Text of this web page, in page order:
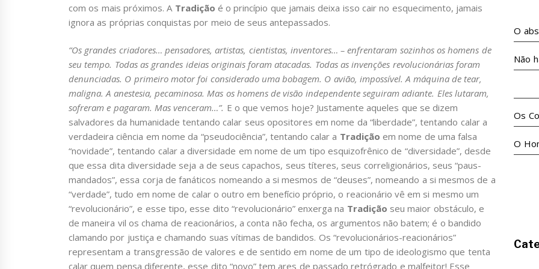
com os mais próximos. A Tradição é o princípio que jamais deixa isso cair no esquecimento, jamais
ignora as próprias conquistas por meio de seus antepassados.
“Os grandes criadores… pensadores, artistas, cientistas, inventores… – enfrentaram sozinhos os homens de
seu tempo. Todas as grandes ideias originais foram atacadas. Todas as invenções revolucionárias foram
denunciadas. O primeiro motor foi considerado uma bobagem. O avião, impossível. A máquina de tear,
maligna. A anestesia, pecaminosa. Mas os homens de visão independente seguiram adiante. Eles lutaram,
sofreram e pagaram. Mas venceram…”. E o que vemos hoje? Justamente aqueles que se dizem
salvadores da humanidade tentando calar seus opositores em nome da “liberdade”, tentando calar a
verdadeira ciência em nome da “pseudociência”, tentando calar a Tradição em nome de uma falsa
“novidade”, tentando calar a diversidade em nome de um tipo esquizofrênico de “diversidade”, desde
que essa dita diversidade seja a de seus capachos, seus títeres, seus correligionários, seus “paus-
mandados”, essa corja de fanáticos nomeando a si mesmos de “deuses”, nomeando a si mesmos de a
“verdade”, tudo em nome de calar o outro em benefício próprio, o reacionário vê em si mesmo um
“revolucionário”, e esse tipo, esse dito “revolucionário” enxerga na Tradição seu maior obstáculo, e
de maneira vil os chama de reacionários, a conta não fecha, os argumentos não batem; é o bandido
clamando por justiça e chamando suas vítimas de bandidos. Os “revolucionários-reacionários”
representam a transgressão de valores e de sentido em nome de um tipo de ideologismo que tenta
calar quem pensa diferente, esse dito “novo” tem ares de passado retrógrado e malfeitor! Esse
O
Não
Os
O